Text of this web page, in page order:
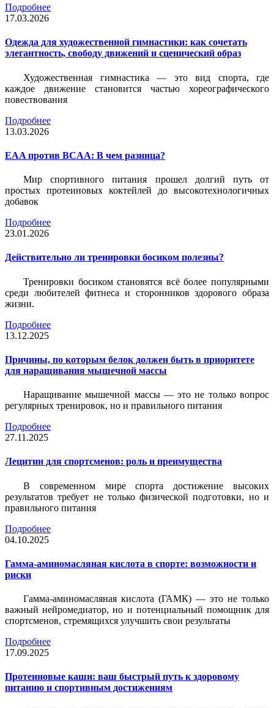
Подробнее
17.03.2026
Одежда для художественной гимнастики: как сочетать
элегантность, свободу движений и сценический образ
Художественная гимнастика — это вид спорта, где
каждое движение становится частью хореографического
повествования
Подробнее
13.03.2026
EAA против BCAA: В чем разница?
Мир спортивного питания прошел долгий путь от
простых протеиновых коктейлей до высокотехнологичных
добавок
Подробнее
23.01.2026
Действительно ли тренировки босиком полезны?
Тренировки босиком становятся всё более популярными
среди любителей фитнеса и сторонников здорового образа
жизни.
Подробнее
13.12.2025
Причины, по которым белок должен быть в приоритете
для наращивания мышечной массы
Наращивание мышечной массы — это не только вопрос
регулярных тренировок, но и правильного питания
Подробнее
27.11.2025
Лецитин для спортсменов: роль и преимущества
В современном мире спорта достижение высоких
результатов требует не только физической подготовки, но и
правильного питания
Подробнее
04.10.2025
Гамма-аминомасляная кислота в спорте: возможности и
риски
Гамма-аминомасляная кислота (ГАМК) — это не только
важный нейромедиатор, но и потенциальный помощник для
спортсменов, стремящихся улучшить свои результаты
Подробнее
17.09.2025
Протеиновые каши: ваш быстрый путь к здоровому
питанию и спортивным достижениям